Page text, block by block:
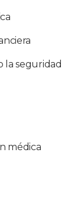
la seguridad
médica